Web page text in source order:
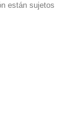
están sujetos